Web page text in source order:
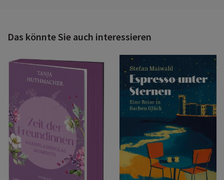
Das könnte Sie auch interessieren